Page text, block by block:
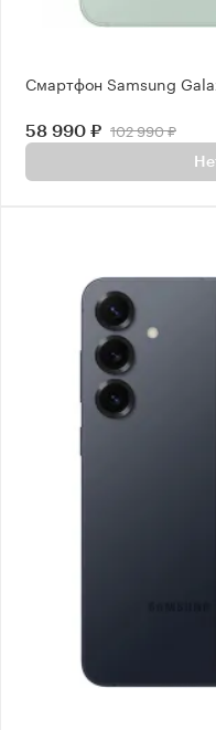
Смартфон Samsung
58 990 ₽ 102 990 ₽